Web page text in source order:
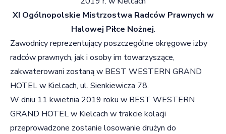
XI Ogólnopolskie Mistrzostwa Radców Prawnych w
Halowej Piłce Nożnej.
Zawodnicy reprezentujący poszczególne okręgowe izby
radców prawnych, jak i osoby im towarzyszące,
zakwaterowani zostaną w BEST WESTERN GRAND
HOTEL w Kielcach, ul. Sienkiewicza 78.
W dniu 11 kwietnia 2019 roku w BEST WESTERN
GRAND HOTEL w Kielcach w trakcie kolacji
przeprowadzone zostanie losowanie drużyn do